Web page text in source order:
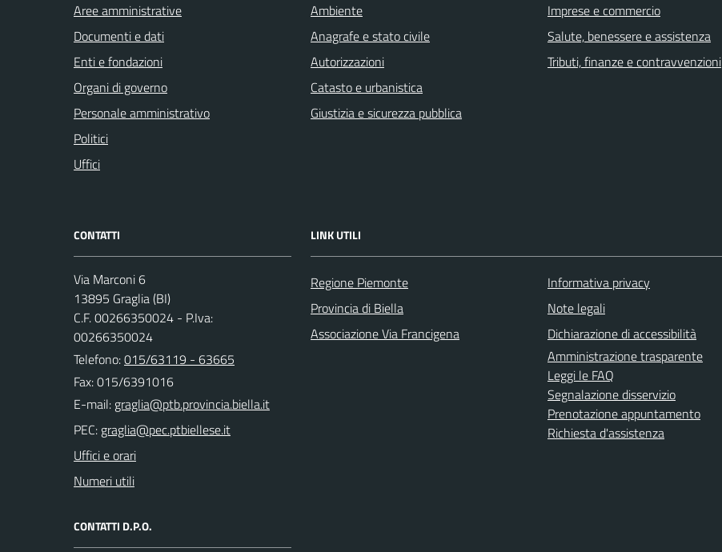
Aree amministrative
Documenti e dati
Enti e fondazioni
Organi di governo
Personale amministrativo
Politici
Uffici
Ambiente
Anagrafe e stato civile
Autorizzazioni
Catasto e urbanistica
Giustizia e sicurezza pubblica
Imprese e commercio
Salute, benessere e assistenza
Tributi, finanze e contravvenzioni
CONTATTI
Via Marconi 6
13895 Graglia (BI)
C.F. 00266350024 - P.Iva:
00266350024
Telefono:015/63119 - 63665
Fax: 015/6391016
E-mail:
PEC:
Uffici e orari
Numeri utili
CONTATTI D.P.O.
LINK UTILI
Regione Piemonte
Provincia di Biella
Associazione Via Francigena
Informativa privacy
Note legali
Dichiarazione di accessibilità
Amministrazione trasparente
Leggi le FAQ
Segnalazione disservizio
Prenotazione appuntamento
Richiesta d'assistenza